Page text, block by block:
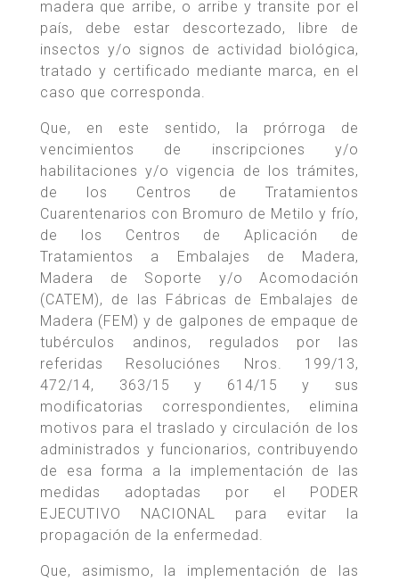
madera que arribe, o arribe y transite por el
país, debe estar descortezado, libre de
insectos y/o signos de actividad biológica,
tratado y certificado mediante marca, en el
caso que corresponda.
Que, en este sentido, la prórroga de
vencimientos de inscripciones y/o
habilitaciones y/o vigencia de los trámites,
de los Centros de Tratamientos
Cuarentenarios con Bromuro de Metilo y frío,
de los Centros de Aplicación de
Tratamientos a Embalajes de Madera,
Madera de Soporte y/o Acomodación
(CATEM), de las Fábricas de Embalajes de
Madera (FEM) y de galpones de empaque de
tubérculos andinos, regulados por las
referidas Resoluciónes Nros. 199/13,
472/14, 363/15 y 614/15 y sus
modificatorias correspondientes, elimina
motivos para el traslado y circulación de los
administrados y funcionarios, contribuyendo
de esa forma a la implementación de las
medidas adoptadas por el PODER
EJECUTIVO NACIONAL para evitar la
propagación de la enfermedad.
Que, asimismo, la implementación de las